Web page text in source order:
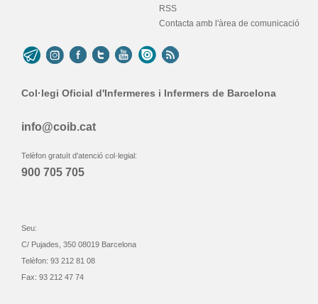
RSS
Contacta amb l'àrea de comunicació
Col·legi Oficial d'Infermeres i Infermers de Barcelona
info@coib.cat
Telèfon gratuït d'atenció col·legial:
900 705 705
Seu:
C/ Pujades, 350 08019 Barcelona
Telèfon: 93 212 81 08
Fax: 93 212 47 74